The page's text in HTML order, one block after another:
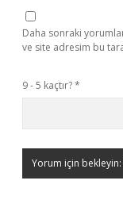
Daha sonraki
ve site adresim bu
9 - 5 kaçtır?*